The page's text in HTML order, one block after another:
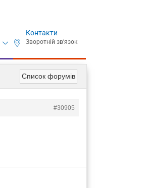
Контакти
Список форумів
#30905